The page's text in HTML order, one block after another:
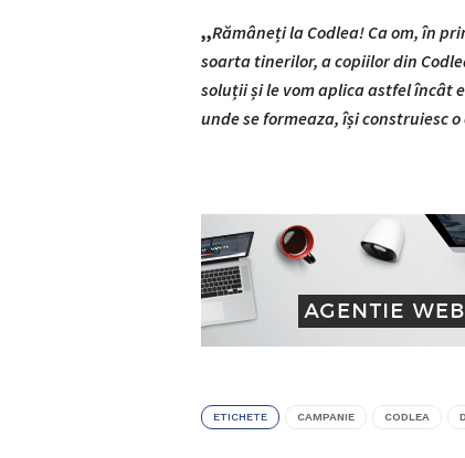
,,Rămâneți la Codlea! Ca om, în
soarta tinerilor, a copiilor din
soluții și le vom aplica astfel încât
unde se formeaza, își construiesc
ETICHETE CAMPANIE CODLEA